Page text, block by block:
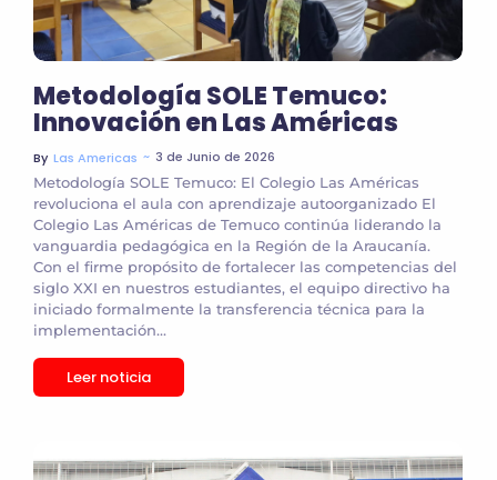
Metodología SOLE Temuco:
Innovación en Las Américas
By Las Americas ~ 3 de Junio de 2026
Metodología SOLE Temuco: El Colegio Las Américas
revoluciona el aula con aprendizaje autoorganizado El
Colegio Las Américas de Temuco continúa liderando la
vanguardia pedagógica en la Región de la Araucanía.
Con el firme propósito de fortalecer las competencias del
siglo XXI en nuestros estudiantes, el equipo directivo ha
iniciado formalmente la transferencia técnica para la
implementación...
Leer noticia